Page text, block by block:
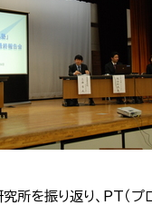
所を振り返り、PT（プ